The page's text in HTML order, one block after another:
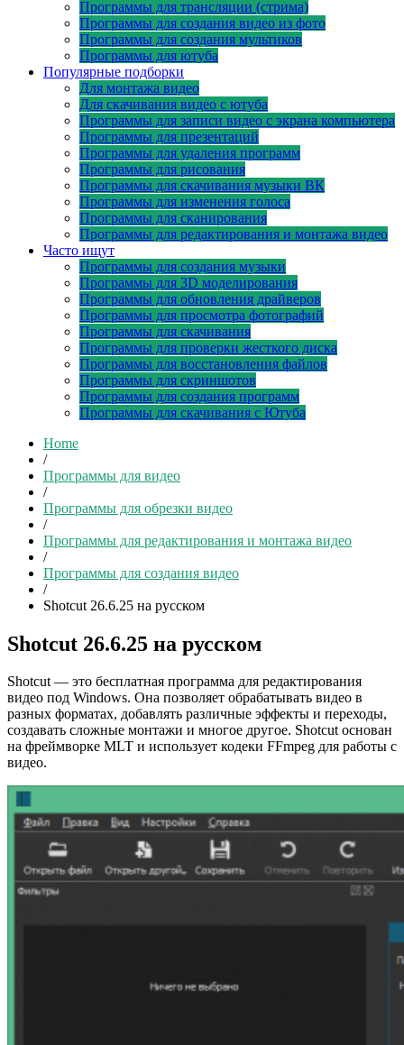
Программы для трансляции (стрима)
Программы для создания видео из фото
Программы для создания мультиков
Программы для ютуба
Популярные подборки
Для монтажа видео
Для скачивания видео с ютуба
Программы для записи видео с экрана компьютера
Программы для презентаций
Программы для удаления программ
Программы для рисования
Программы для скачивания музыки ВК
Программы для изменения голоса
Программы для сканирования
Программы для редактирования и монтажа видео
Часто ищут
Программы для создания музыки
Программы для 3D моделирования
Программы для обновления драйверов
Программы для просмотра фотографий
Программы для скачивания
Программы для проверки жесткого диска
Программы для восстановления файлов
Программы для скриншотов
Программы для создания программ
Программы для скачивания с Ютуба
Home
/
Программы для видео
/
Программы для обрезки видео
/
Программы для редактирования и монтажа видео
/
Программы для создания видео
/
Shotcut 26.6.25 на русском
Shotcut 26.6.25 на русском
Shotcut — это бесплатная программа для редактирования
видео под Windows. Она позволяет обрабатывать видео в
разных форматах, добавлять различные эффекты и переходы,
создавать сложные монтажи и многое другое. Shotcut основан
на фреймворке MLT и использует кодеки FFmpeg для работы с
видео.